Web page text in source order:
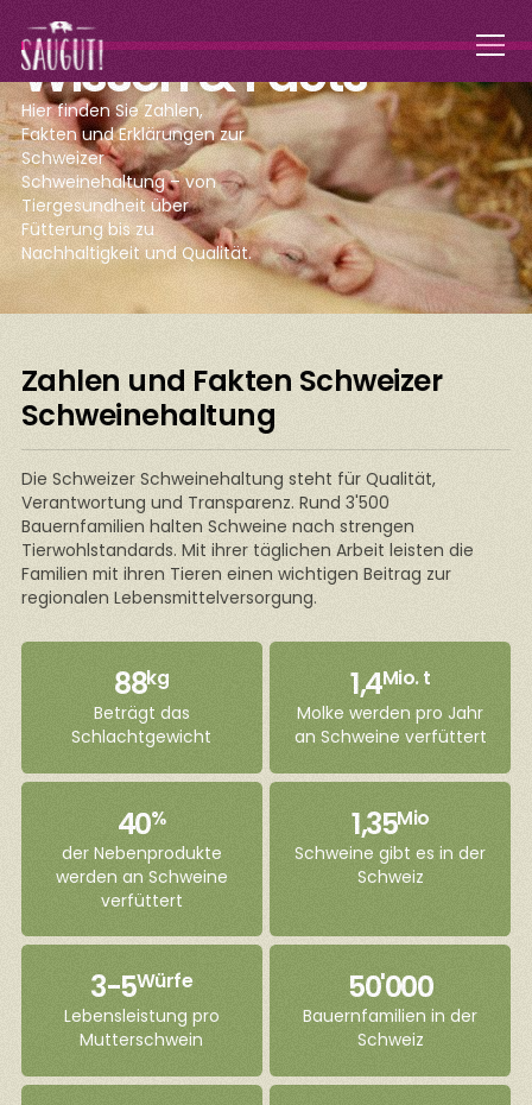
Wissen & Facts
Hier finden Sie Zahlen,
Fakten und Erklärungen zur
Schweizer
Schweinehaltung – von
Tiergesundheit über
Fütterung bis zu
Nachhaltigkeit und Qualität.
Zahlen und Fakten Schweizer
Schweinehaltung
Die Schweizer Schweinehaltung steht für Qualität,
Verantwortung und Transparenz. Rund 3'500
Bauernfamilien halten Schweine nach strengen
Tierwohlstandards. Mit ihrer täglichen Arbeit leisten die
Familien mit ihren Tieren einen wichtigen Beitrag zur
regionalen Lebensmittelversorgung.
88kg
Beträgt das
Schlachtgewicht
1,4Mio. t
Molke werden pro Jahr
an Schweine verfüttert
40%
der Nebenprodukte
werden an Schweine
verfüttert
1,35Mio
Schweine gibt es in der
Schweiz
3-5Würfe
Lebensleistung pro
Mutterschwein
50'000
Bauernfamilien in der
Schweiz